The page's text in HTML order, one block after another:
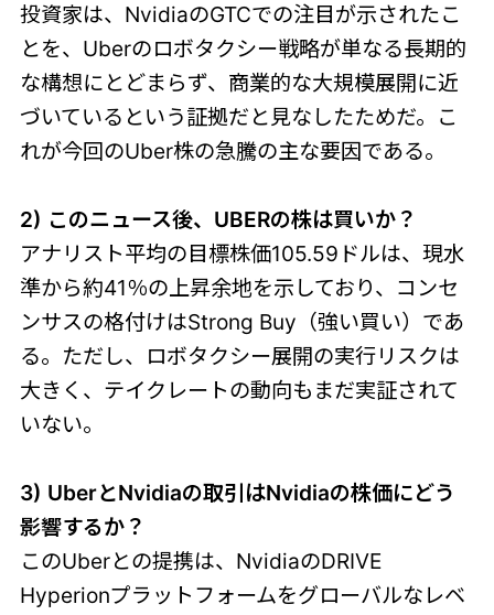
投資家は、NvidiaのGTCでの注目が示されたこ
とを、Uberのロボタクシー戦略が単なる長期的
な構想にとどまらず、商業的な大規模展開に近
づいているという証拠だと見なしたためだ。こ
れが今回のUber株の急騰の主な要因である。
2) このニュース後、UBERの株は買いか？
アナリスト平均の目標株価105.59ドルは、現水
準から約41％の上昇余地を示しており、コンセ
ンサスの格付けはStrong Buy（強い買い）であ
る。ただし、ロボタクシー展開の実行リスクは
大きく、テイクレートの動向もまだ実証されて
いない。
3) UberとNvidiaの取引はNvidiaの株価にどう
影響するか？
このUberとの提携は、NvidiaのDRIVE
Hyperionプラットフォームをグローバルなレベ